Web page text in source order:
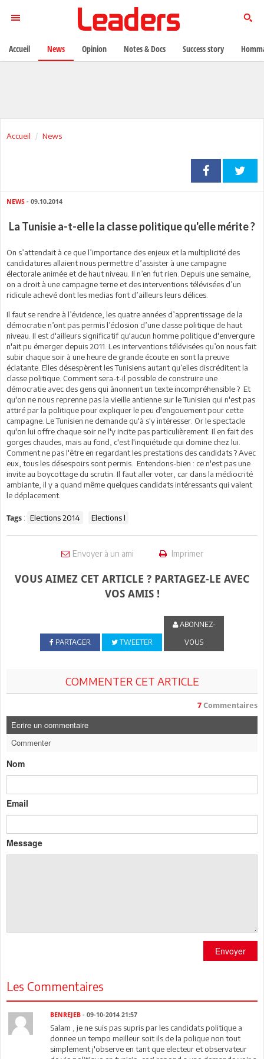
Accueil News
NEWS - 09.10.2014
La Tunisie a-t-elle la classe politique qu'elle mérite ?
On s’attendait à ce que l’importance des enjeux et la multiplicité des
candidatures allaient nous permettre d’assister à une campagne
électorale animée et de haut niveau. Il n’en fut rien. Depuis une semaine,
on a droit à une campagne terne et des interventions télévisées d’un
ridicule achevé dont les medias font d’ailleurs leurs délices.
Il faut se rendre à l’évidence, les quatre années d’apprentissage de la
démocratie n’ont pas permis l’éclosion d’une classe politique de haut
niveau. Il est d'ailleurs significatif qu'aucun homme politique d'envergure
n'ait pu émerger depuis 2011. Les interventions télévisées qu’on nous fait
subir chaque soir à une heure de grande écoute en sont la preuve
éclatante. Elles désespèrent les Tunisiens autant qu’elles discréditent la
classe politique. Comment sera-t-il possible de construire une
démocratie avec des gens qui ânonnent un texte incompréhensible ? Et
qu'on ne nous reprenne pas la vieille antienne sur le Tunisien qui n'est pas
attiré par la politique pour expliquer le peu d'engouement pour cette
campagne. Le Tunisien ne demande qu'à s'y intéresser. Or le spectacle
qu'on lui offre chaque soir ne l'y incite pas particulièrement. Il en fait des
gorges chaudes, mais au fond, c'est l'inquiétude qui domine chez lui.
Comment ne pas l'être en regardant les prestations des candidats ? Avec
eux, tous les désespoirs sont permis. Entendons-bien : ce n'est pas une
invite au boycottage du scrutin. Il faut aller voter, car dans la médiocrité
ambiante, il y a quand même quelques candidats intéressants qui valent
le déplacement.
Tags : Elections 2014 Elections l
Envoyer à un ami Imprimer
VOUS AIMEZ CET ARTICLE ? PARTAGEZ-LE AVEC
VOS AMIS !
PARTAGER TWEETER
ABONNEZ-
VOUS
COMMENTER CET ARTICLE
7 Commentaires
Ecrire un commentaire
Commenter
Nom
Email
Message
Envoyer
Les Commentaires
BENREJEB - 09-10-2014 21:57
Salam , je ne suis pas supris par les candidats politique a
donnee un tempo meilleur soit ils de la polique non tout
simplement j'observe en tant que electeur et observateur
Accueil News Opinion Notes & Docs Success story